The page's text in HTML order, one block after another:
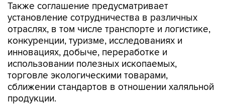
Также соглашение предусматривает
установление сотрудничества в различных
отраслях, в том числе транспорте и логистике,
конкуренции, туризме, исследованиях и
инновациях, добыче, переработке и
использовании полезных ископаемых,
торговле экологическими товарами,
сближении стандартов в отношении халяльной
продукции.